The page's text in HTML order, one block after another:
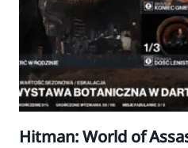
Hitman: World of